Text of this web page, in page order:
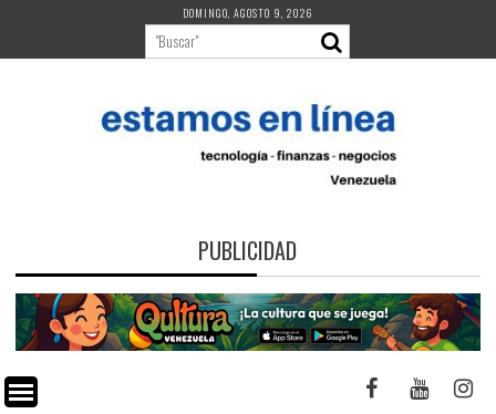
contenido
DOMINGO, AGOSTO 9, 2026
PUBLICIDAD